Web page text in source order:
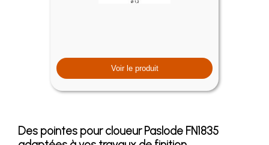
Voir le produit
Des pointes pour cloueur Paslode FN1835